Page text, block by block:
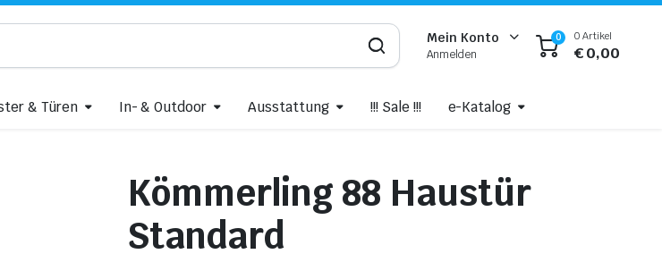
Mein Konto
Anmelden
0 0 Artikel
€0,00
& Türen In- & Outdoor Ausstattung !!! Sale !!! e-Katalog
Kömmerling 88 Haustür
Standard